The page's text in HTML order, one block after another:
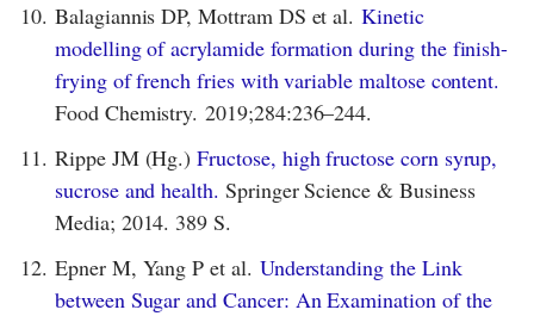
10. Balagiannis DP, Mottram DS et al.Kinetic
modelling of acrylamide formation during the finish-
frying of french fries with variable maltose content.
Food Chemistry. 2019;284:236–244.
11. Rippe JM (Hg.)Fructose, high fructose corn syrup,
sucrose and health. Springer Science & Business
Media; 2014. 389 S.
12. Epner M, Yang P et al. Understanding the Link
between Sugar and Cancer: An Examination of the